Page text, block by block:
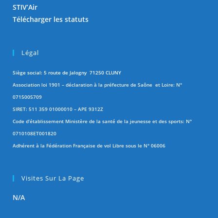
STIV’Air
Télécharger les statuts
Légal
Siège social: 5 route de Jalogny 71250 CLUNY
Association loi 1901 – déclaration à la préfecture de Saône et Loire: N°
0715005709
SIRET: 511 359 01000010 – APE 9312Z
Code d’établissement Ministère de la santé de la jeunesse et des sports: N°
0710108ET001820
Adhérent à la Fédération Française de vol Libre sous le N° 06006
Visites Sur La Page
N/A